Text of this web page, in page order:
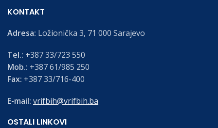
KONTAKT
Adresa: Ložionička 3, 71 000 Sarajevo
Tel.: +387 33/723 550
Mob.: +387 61/985 250
Fax: +387 33/716-400
E-mail: vrifbih@vrifbih.ba
OSTALI LINKOVI